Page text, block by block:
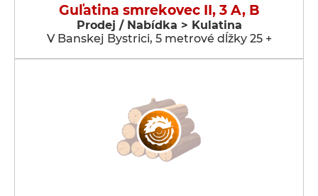
Guľatina smrekovec II, 3 A, B
Prodej / Nabídka > Kulatina
V Banskej Bystrici, 5 metrové dĺžky 25 +